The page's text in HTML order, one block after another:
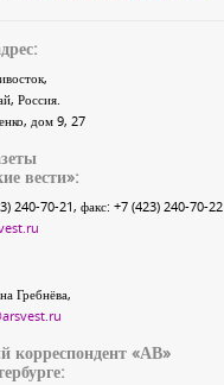
,
, Россия.
, дом 9, 27
вести»:
240-70-21, факс: +7 (423) 240-70-22
Гребнёва,
корреспондент «АВ»